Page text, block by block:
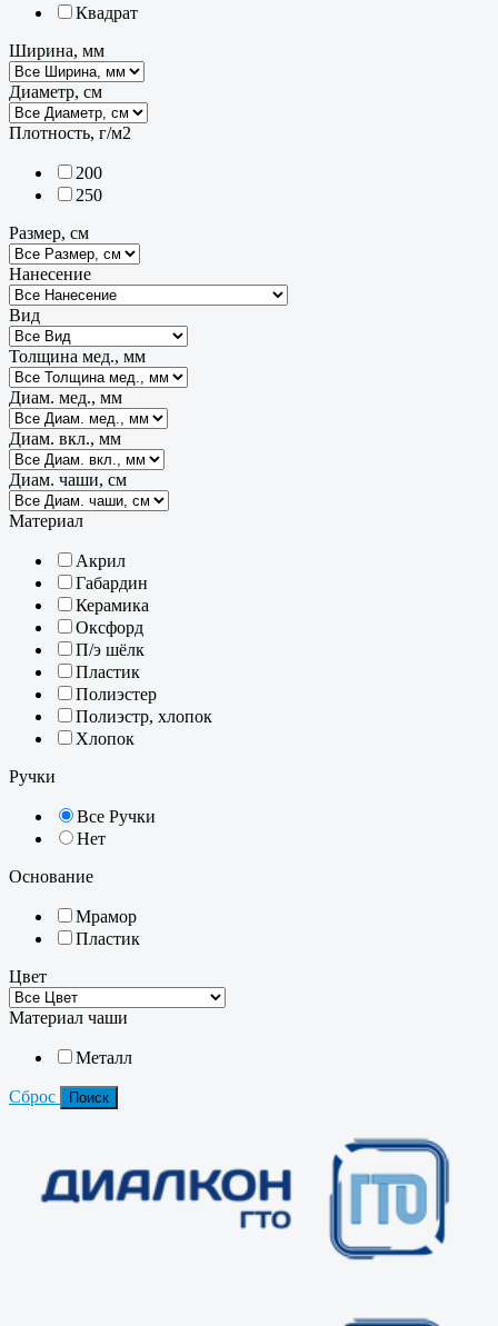
Квадрат
Ширина, мм
Диаметр, см
Плотность, г/м2
200
250
Размер, см
Нанесение
Вид
Толщина мед., мм
Диам. мед., мм
Диам. вкл., мм
Диам. чаши, см
Материал
Акрил
Габардин
Керамика
Оксфорд
П/э шёлк
Пластик
Полиэстер
Полиэстр, хлопок
Хлопок
Ручки
Все Ручки
Нет
Основание
Мрамор
Пластик
Цвет
Материал чаши
Металл
Сброс